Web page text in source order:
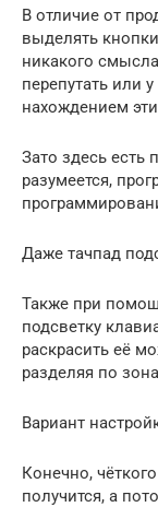
В отличие от
выделять
никакого
перепутать или
нахождением
Зато здесь есть
разумеется,
Даже тачпад
Также при
подсветку
раскрасить её
разделяя по
Вариант
Конечно,
получится, а